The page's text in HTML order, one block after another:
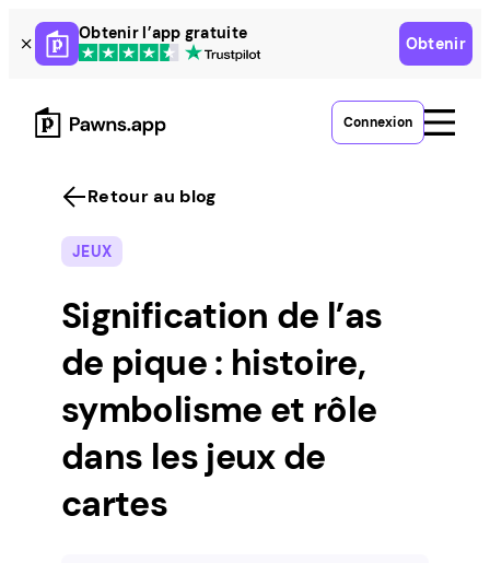
Skip
to
content
Obtenir l’app gratuite
Obtenir
Connexion
Retour au blog
JEUX
Signification de l’as
de pique : histoire,
symbolisme et rôle
dans les jeux de
cartes